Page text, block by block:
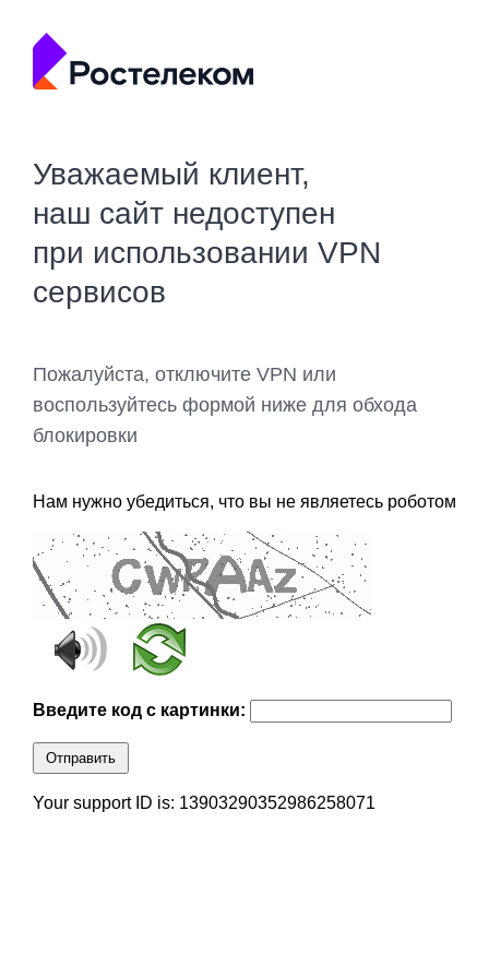
Уважаемый клиент,
наш сайт недоступен
при использовании VPN
сервисов
Пожалуйста, отключите VPN или
воспользуйтесь формой ниже для обхода
блокировки
Нам нужно убедиться, что вы не являетесь роботом
Введите код с картинки:
Отправить
Your support ID is: 13903290352986258071